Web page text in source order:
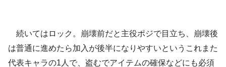
続いてはロック。崩壊前だと主役ポジで目立ち、崩壊後
は普通に進めたら加入が後半になりやすいというこれまた
代表キャラの1人で、盗むでアイテムの確保などにも必須